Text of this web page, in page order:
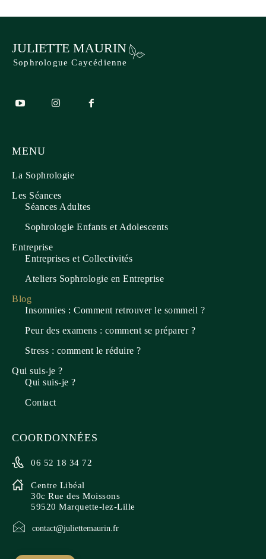
JULIETTE MAURIN
Sophrologue Caycédienne
MENU
La Sophrologie
Les Séances
Séances Adultes
Sophrologie Enfants et Adolescents
Entreprise
Entreprises et Collectivités
Ateliers Sophrologie en Entreprise
Blog
Insomnies : Comment retrouver le sommeil ?
Peur des examens : comment se préparer ?
Stress : comment le réduire ?
Qui suis-je ?
Qui suis-je ?
Contact
COORDONNÉES
06 52 18 34 72
Centre Libéal
30c Rue des Moissons
59520 Marquette-lez-Lille
contact@juliettemaurin.fr